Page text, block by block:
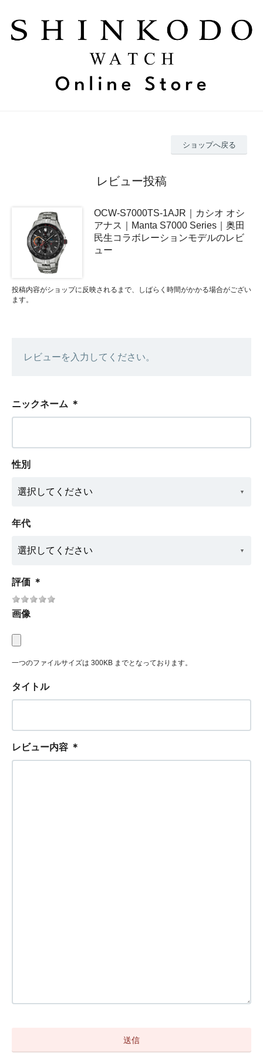
ショップへ戻る
レビュー投稿
OCW-S7000TS-1AJR｜カシオ オシ
アナス｜Manta S7000 Series｜奥田
民生コラボレーションモデルのレビ
ュー
投稿内容がショップに反映されるまで、しばらく時間がかかる場合がござい
ます。
レビューを入力してください。
ニックネーム ＊
性別
年代
評価 ＊
画像
一つのファイルサイズは 300KB までとなっております。
タイトル
レビュー内容 ＊